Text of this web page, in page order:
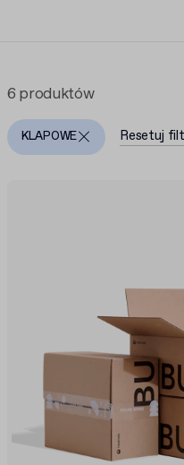
6 produktów
KLAPOWE Resetuj